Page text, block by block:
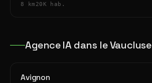
8 km 20K hab.
Agence IA dans le Vaucluse
Avignon